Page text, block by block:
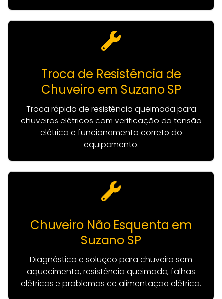
Troca de Resistência de
Chuveiro em Suzano SP
Troca rápida de resistência queimada para
chuveiros elétricos com verificação da tensão
elétrica e funcionamento correto do
equipamento.
Chuveiro Não Esquenta em
Suzano SP
Diagnóstico e solução para chuveiro sem
aquecimento, resistência queimada, falhas
elétricas e problemas de alimentação elétrica.